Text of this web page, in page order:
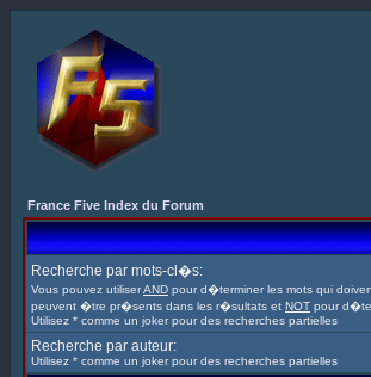
France Five Index du Forum
Recherche par mots-cl�s:
Vous pouvez utiliserAND pour d�terminer les mots qui
peuvent �tre pr�sents dans les r�sultats et NOT pour
Utilisez * comme un joker pour des recherches partielles
Recherche par auteur:
Utilisez * comme un joker pour des recherches partielles